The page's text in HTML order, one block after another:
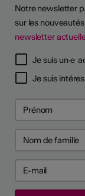
Notre newsletter
sur les
newsletter
Je suis un·e
Je suis